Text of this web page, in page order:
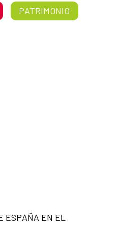
PATRIMONIO
ESPAÑA EN EL